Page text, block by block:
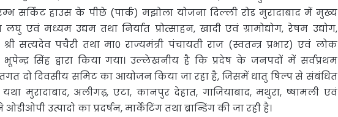
सर्किट हाउस के पीछे (पार्क) मझोला योजना दिल्ली रोड मुरादाबाद में मुख्य
एवं मध्यम उद्यम तथा निर्यात प्रोत्साहन, खादी एवं ग्रामोद्योग, रेषम उद्योग,
श्री सत्यदेव पचैरी तथा मा0 राज्यमंत्री पंचायती राज (स्वतन्त्र प्रभार) एवं लोक
भूपेन्द्र सिंह द्वारा किया गया। उल्लेखनीय है कि प्रदेष के जनपदों में सर्वप्रथम
दो दिवसीय समिट का आयोजन किया जा रहा है, जिसमें धातु षिल्प से संबंधित
मुरादाबाद, अलीगढ़, एटा, कानपुर देहात, गाजियाबाद, मथुरा, ष्षामली एवं
उत्पादो का प्रदर्षन, मार्केटिंग तथा ब्रान्डिंग की जा रही है।